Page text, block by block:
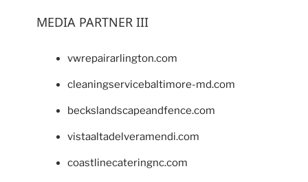
MEDIA PARTNER III
vwrepairarlington.com
cleaningservicebaltimore-md.com
beckslandscapeandfence.com
vistaaltadelveramendi.com
coastlinecateringnc.com